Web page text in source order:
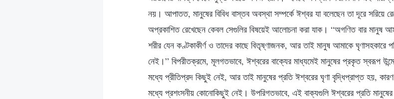
নয়। আপাতত, মানুষের বিবিধ বাস্তব অবস্থা সম্পর্কে ঈশ্বর যা বলেছেন তা দূরে সরিয়ে
অপ্রকাশিত রেখেছেন কেবল সেগুলির বিষয়েই আলোচনা করা যাক। “অগণিত বার মানুষ
শরীর যেন কণ্টকাকীর্ণ ও তাদের কাছে বিতৃষ্ণাজনক, আর তাই মানুষ আমাকে
নেই।” বিপরীতক্রমে, মূলগতভাবে, ঈশ্বরের বাক্যের মাধ্যমেই মানুষের প্রকৃত স্বরূপ
মধ্যে প্রীতিপ্রদ কিছুই নেই, আর তাই মানুষের প্রতি ঈশ্বরের ঘৃণা বৃদ্ধিপ্রাপ্ত হয়,
মধ্যে প্রশংসনীয় কোনোকিছুই নেই। উপরিগতভাবে, এই বাক্যগুলি ঈশ্বরের প্রতি মানুষের